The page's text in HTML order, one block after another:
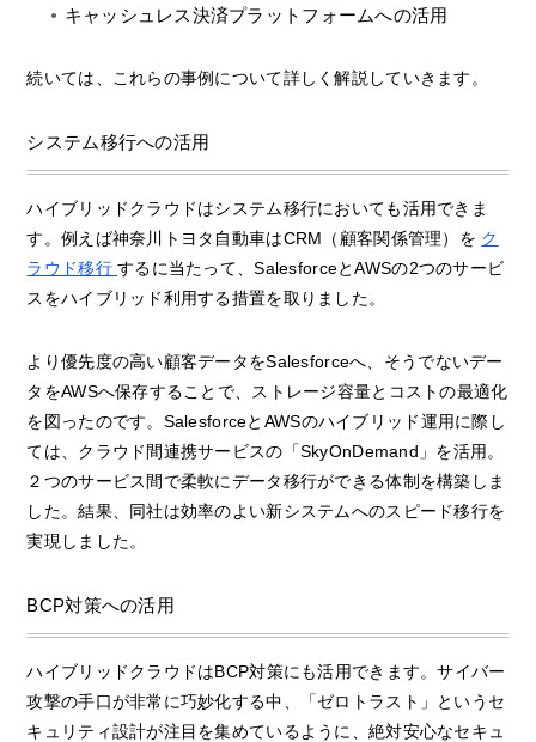
キャッシュレス決済プラットフォームへの活用
続いては、これらの事例について詳しく解説していきます。
システム移行への活用
ハイブリッドクラウドはシステム移行においても活用できま
す。例えば神奈川トヨタ自動車はCRM（顧客関係管理）を ク
ラウド移行するに当たって、SalesforceとAWSの2つのサービ
スをハイブリッド利用する措置を取りました。
より優先度の高い顧客データをSalesforceへ、そうでないデー
タをAWSへ保存することで、ストレージ容量とコストの最適化
を図ったのです。SalesforceとAWSのハイブリッド運用に際し
ては、クラウド間連携サービスの「SkyOnDemand」を活用。
２つのサービス間で柔軟にデータ移行ができる体制を構築しま
した。結果、同社は効率のよい新システムへのスピード移行を
実現しました。
BCP対策への活用
ハイブリッドクラウドはBCP対策にも活用できます。サイバー
攻撃の手口が非常に巧妙化する中、「ゼロトラスト」というセ
キュリティ設計が注目を集めているように、絶対安心なセキュ